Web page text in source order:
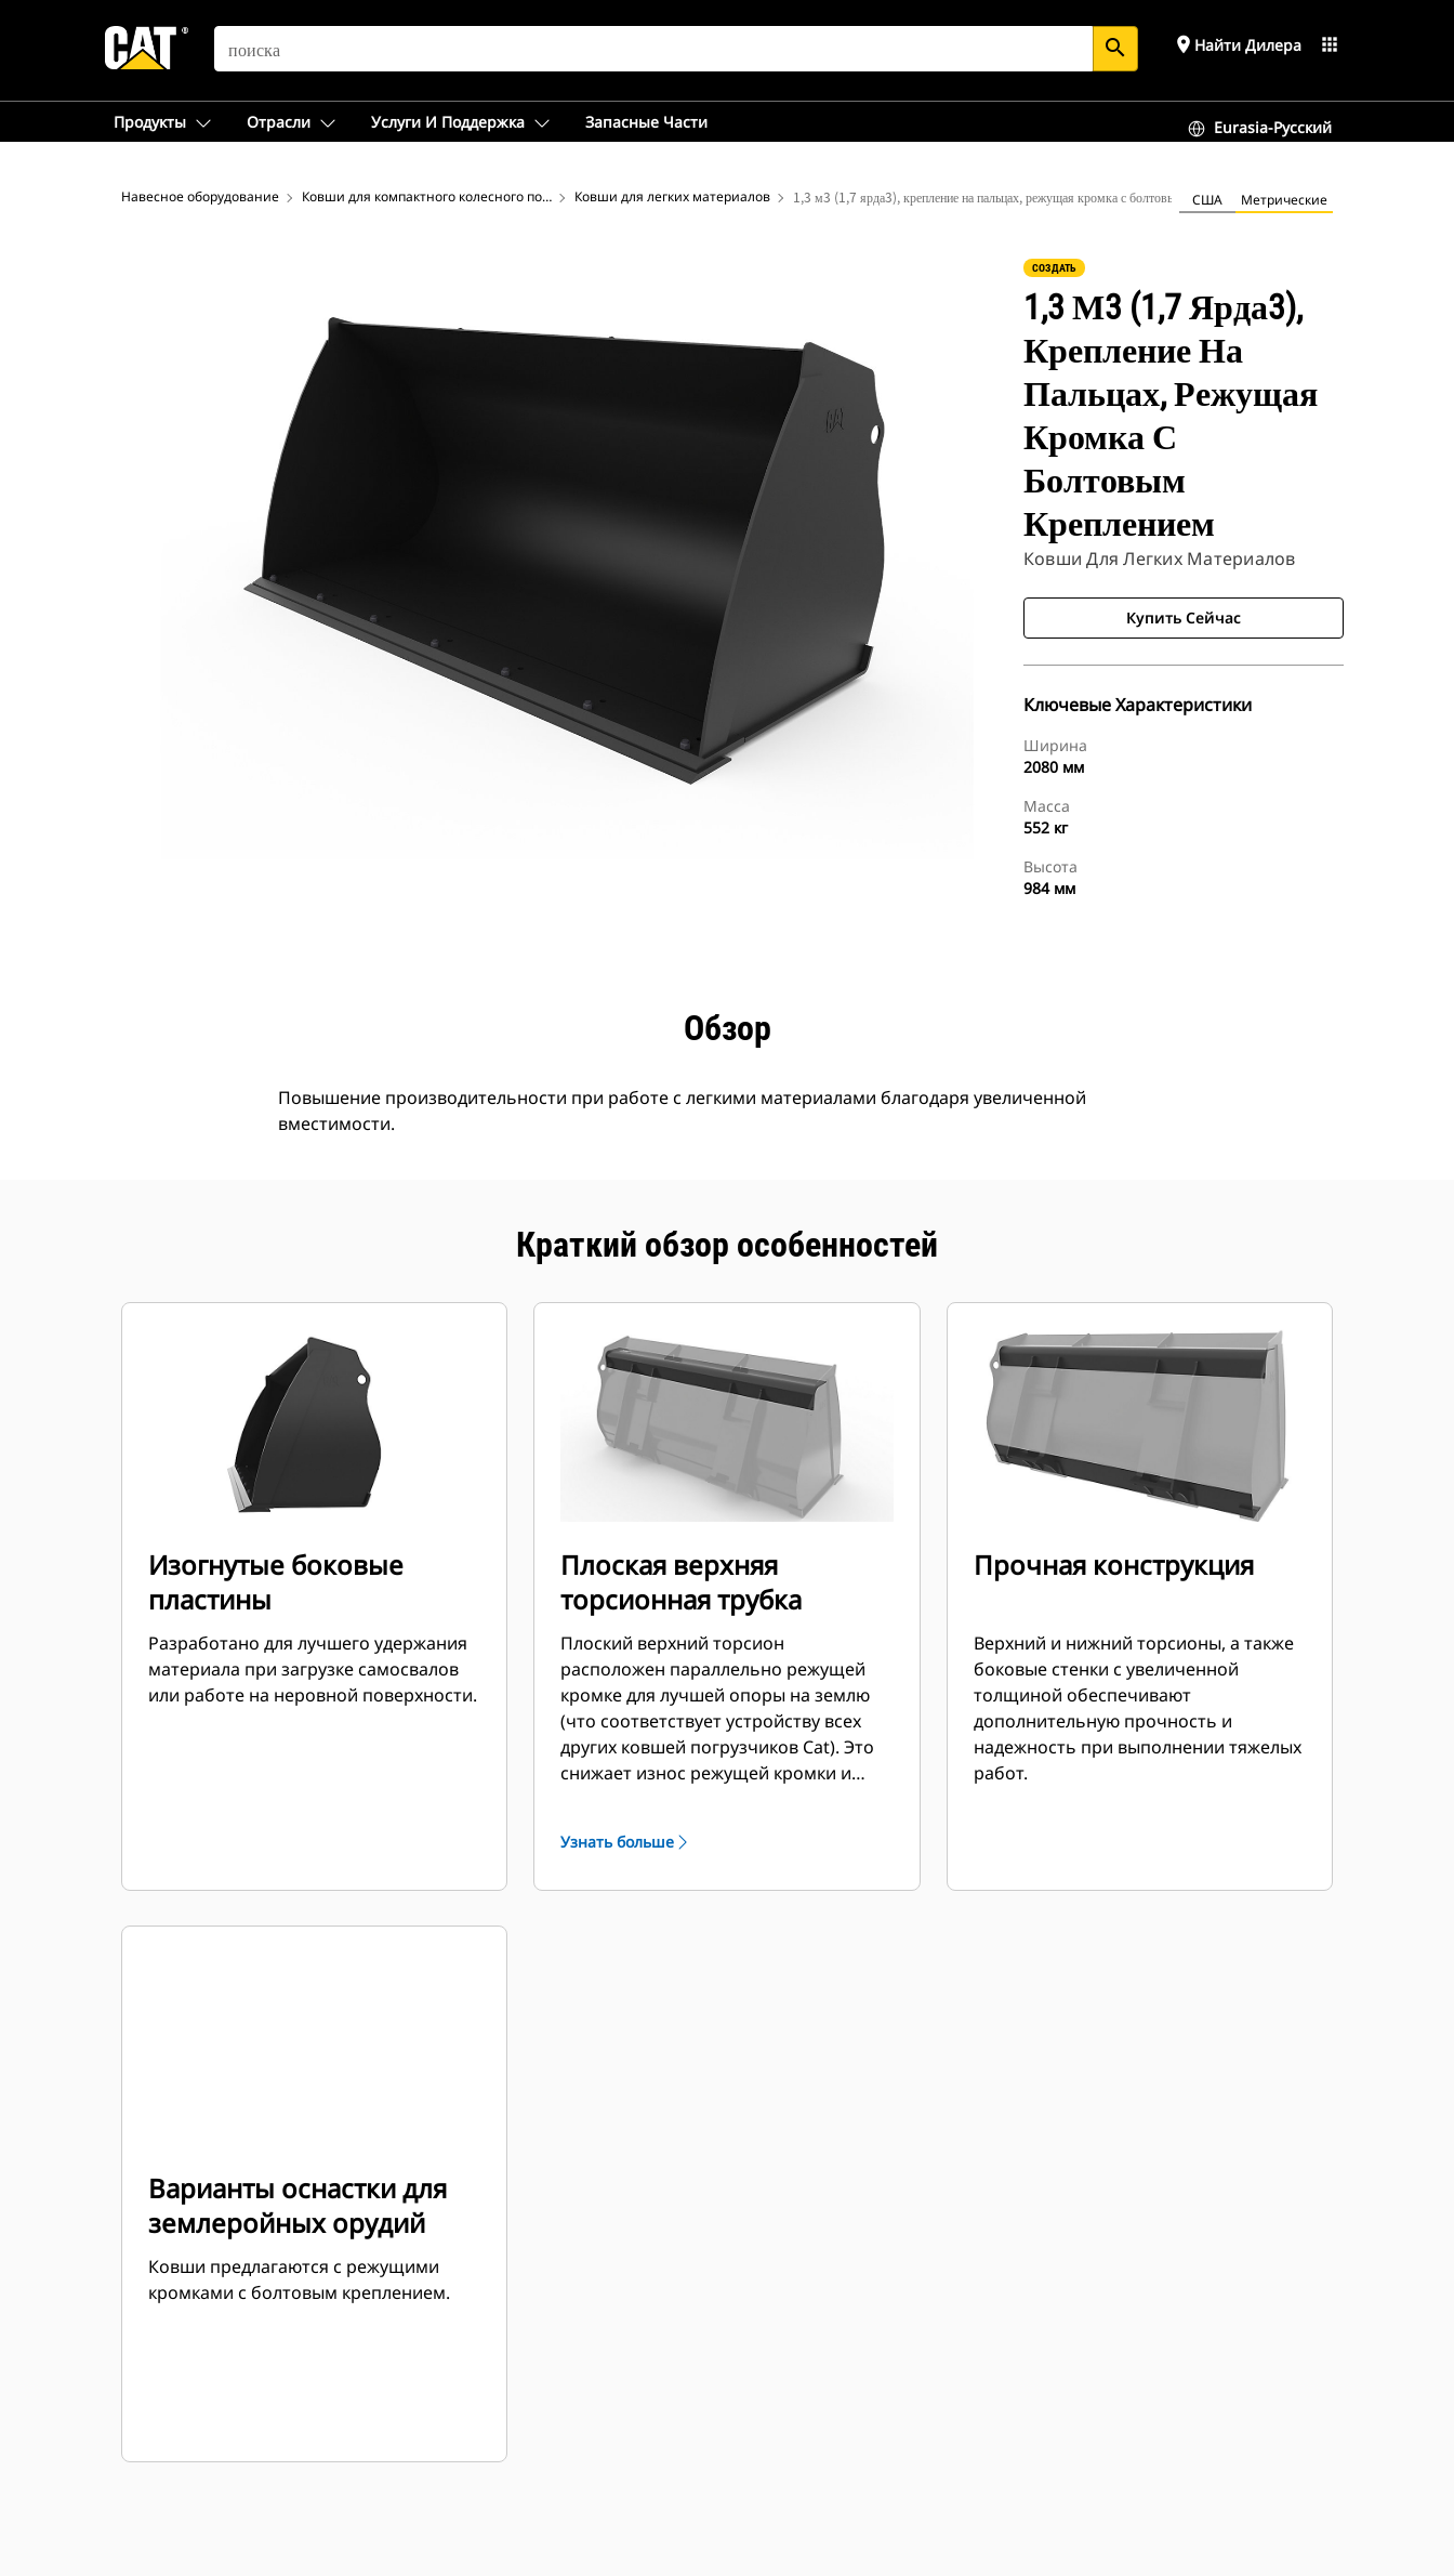
SEARCH search place Найти Дилера apps
Продукты Отрасли Услуги И Поддержка Запасные Части Eurasia-Русский
Навесное оборудование Ковши для компактного колесного погрузчика Ковши для легких материалов 1,3 м3 (1,7 ярда3), крепление на пальцах, режущая кромка с болтовым креплением
США Метрические
СОЗДАТЬ
1,3 М3 (1,7 Ярда3),
Крепление На
Пальцах, Режущая
Кромка С
Болтовым
Креплением
Ковши Для Легких Материалов
Купить Сейчас
Ключевые Характеристики
Ширина
2080 мм
Масса
552 кг
Высота
984 мм
Обзор
Повышение производительности при работе с легкими материалами благодаря увеличенной
вместимости.
Краткий обзор особенностей
Изогнутые боковые
пластины
Разработано для лучшего удержания
материала при загрузке самосвалов
или работе на неровной поверхности.
Плоская верхняя
торсионная трубка
Плоский верхний торсион
расположен параллельно режущей
кромке для лучшей опоры на землю
(что соответствует устройству всех
других ковшей погрузчиков Cat). Это
снижает износ режущей кромки и
измерить из кабины. Угол кромки и ее
Узнать больше
Прочная конструкция
Верхний и нижний торсионы, а также
боковые стенки с увеличенной
толщиной обеспечивают
дополнительную прочность и
надежность при выполнении тяжелых
работ.
Варианты оснастки для
землеройных орудий
Ковши предлагаются с режущими
кромками с болтовым креплением.